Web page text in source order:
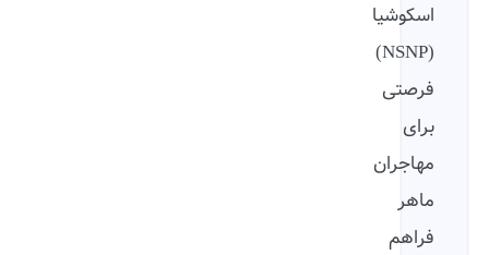
اسکوشیا
(NSNP)
فرصتی
برای
مهاجران
ماهر
فراهم